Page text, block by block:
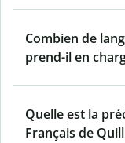
Combien de
prend-il en
Quelle est la
Français de